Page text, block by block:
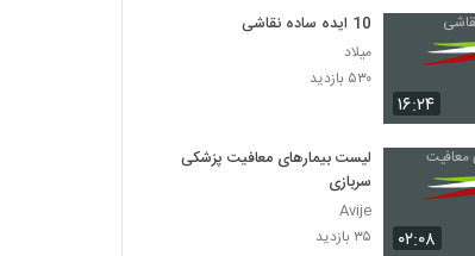
۱۶:۲۴
10 ایده ساده نقاشی
میلاد
۵۳۰ بازدید
۰۲:۰۸
لیست بیمارهای معافیت پزشکی
سربازی
Avije
۳۵ بازدید